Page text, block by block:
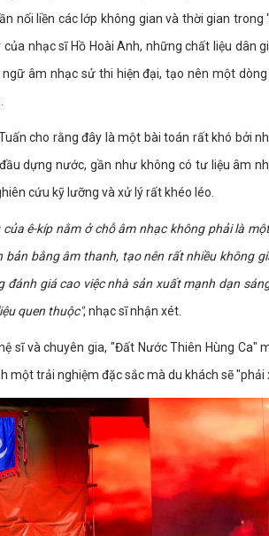
nối liền các lớp không gian và thời gian trong
của nhạc sĩ Hồ Hoài Anh, những chất liệu dân
âm nhạc sử thi hiện đại, tạo nên một
cho rằng đây là một bài toán rất khó bởi
dựng nước, gần như không có tư liệu âm
cứu kỹ lưỡng và xử lý rất khéo léo.
của ê-kíp nằm ở chỗ âm nhạc không phải là
bản bằng âm thanh, tạo nên rất nhiều không
đánh giá cao việc nhà sản xuất mạnh dạn
quen thuộc", nhạc sĩ nhận xét.
sĩ và chuyên gia, "Đất Nước Thiên Hùng Ca"
một trải nghiệm đặc sắc mà du khách sẽ "phải